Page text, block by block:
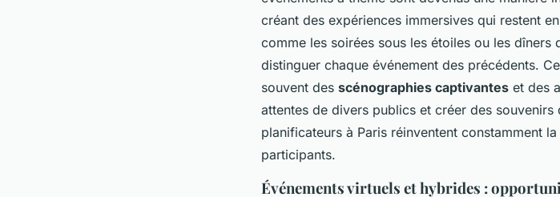
créant des expériences immersives qui restent
comme les soirées sous les étoiles ou les
distinguer chaque événement des précédents.
souvent des scénographies captivantes et des
attentes de divers publics et créer des
planificateurs à Paris réinventent constamment
participants.
Événements virtuels et hybrides :